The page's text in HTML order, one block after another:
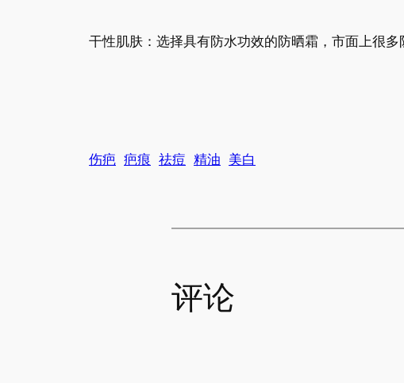
干性肌肤：选择具有防水功效的防晒霜，市面上很多
伤疤 疤痕 祛痘 精油 美白
评论